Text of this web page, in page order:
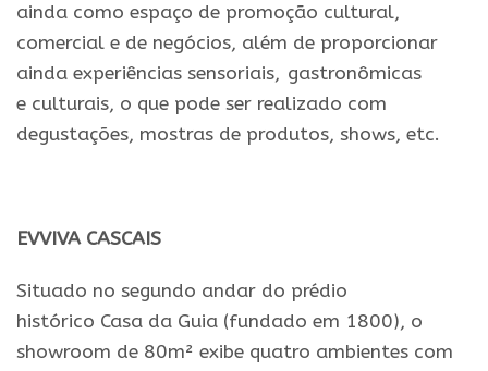
ainda como espaço de promoção cultural,
comercial e de negócios, além de proporcionar
ainda experiências sensoriais, gastronômicas
e culturais, o que pode ser realizado com
degustações, mostras de produtos, shows, etc.
EVVIVACASCAIS
Situado no segundo andar do prédio
histórico Casa da Guia (fundado em 1800), o
showroom de 80m² exibe quatro ambientes com